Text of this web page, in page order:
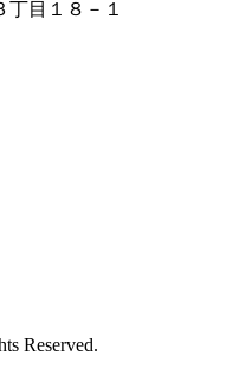
丁目１８－１
Reserved.